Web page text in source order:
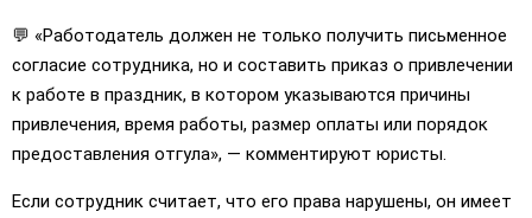
💬 «Работодатель должен не только получить письменное
согласие сотрудника, но и составить приказ о привлечении
к работе в праздник, в котором указываются причины
привлечения, время работы, размер оплаты или порядок
предоставления отгула», — комментируют юристы.
Если сотрудник считает, что его права нарушены, он имеет